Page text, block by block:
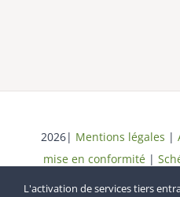
2026| Mentions légales |
mise en conformité |
en conformité
|
L'activation de services tiers